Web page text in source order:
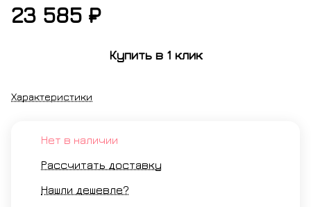
черныйзолотобелый
23 585 ₽
Купить в 1 клик
Характеристики
Нет в наличии
Рассчитать доставку
Нашли дешевле?